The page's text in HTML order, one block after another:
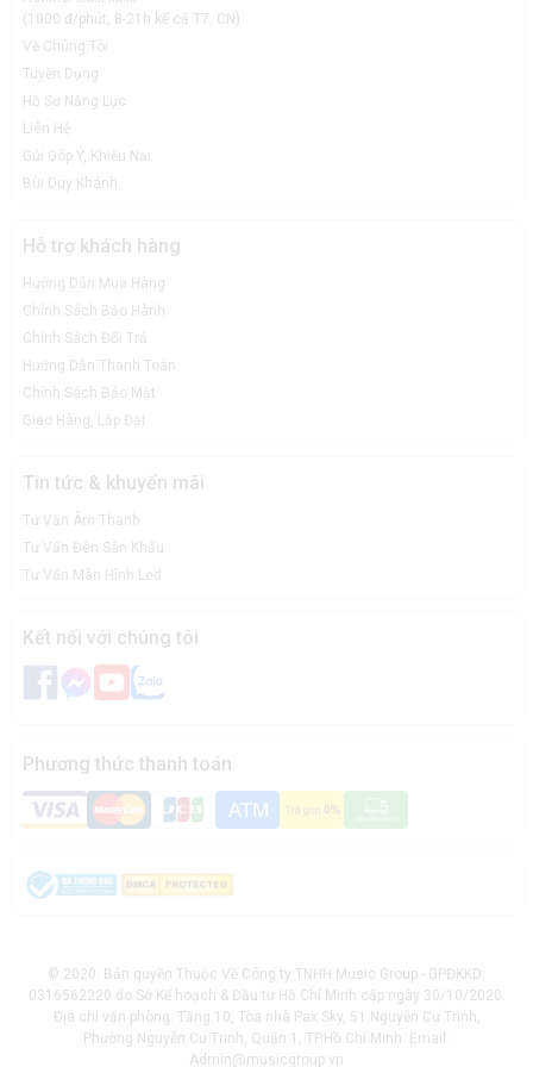
(1000 đ/phút, 8-21h kể cả T7, CN)
Về Chúng Tôi
Tuyển Dụng
Hồ Sơ Năng Lực
Liên Hệ
Gửi Góp Ý, Khiếu Nại
Bùi Duy Khánh
Hỗ trợ khách hàng
Hướng Dẫn Mua Hàng
Chính Sách Bảo Hành
Chính Sách Đổi Trả
Hướng Dẫn Thanh Toán
Chính Sách Bảo Mật
Giao Hàng, Lắp Đặt
Tin tức & khuyến mãi
Tư Vấn Âm Thanh
Tư Vấn Đèn Sân Khấu
Tư Vấn Màn Hình Led
Kết nối với chúng tôi
Phương thức thanh toán
© 2020. Bản quyền Thuộc Về Công ty TNHH Music Group - GPĐKKD:
0316562220 do Sở Kế hoạch & Đầu tư Hồ Chí Minh cấp ngày 30/10/2020.
Địa chỉ văn phòng: Tầng 10, Tòa nhà Pax Sky, 51 Nguyễn Cư Trinh,
Phường Nguyễn Cư Trinh, Quận 1, TP.Hồ Chí Minh. Email:
Admin@musicgroup.vn